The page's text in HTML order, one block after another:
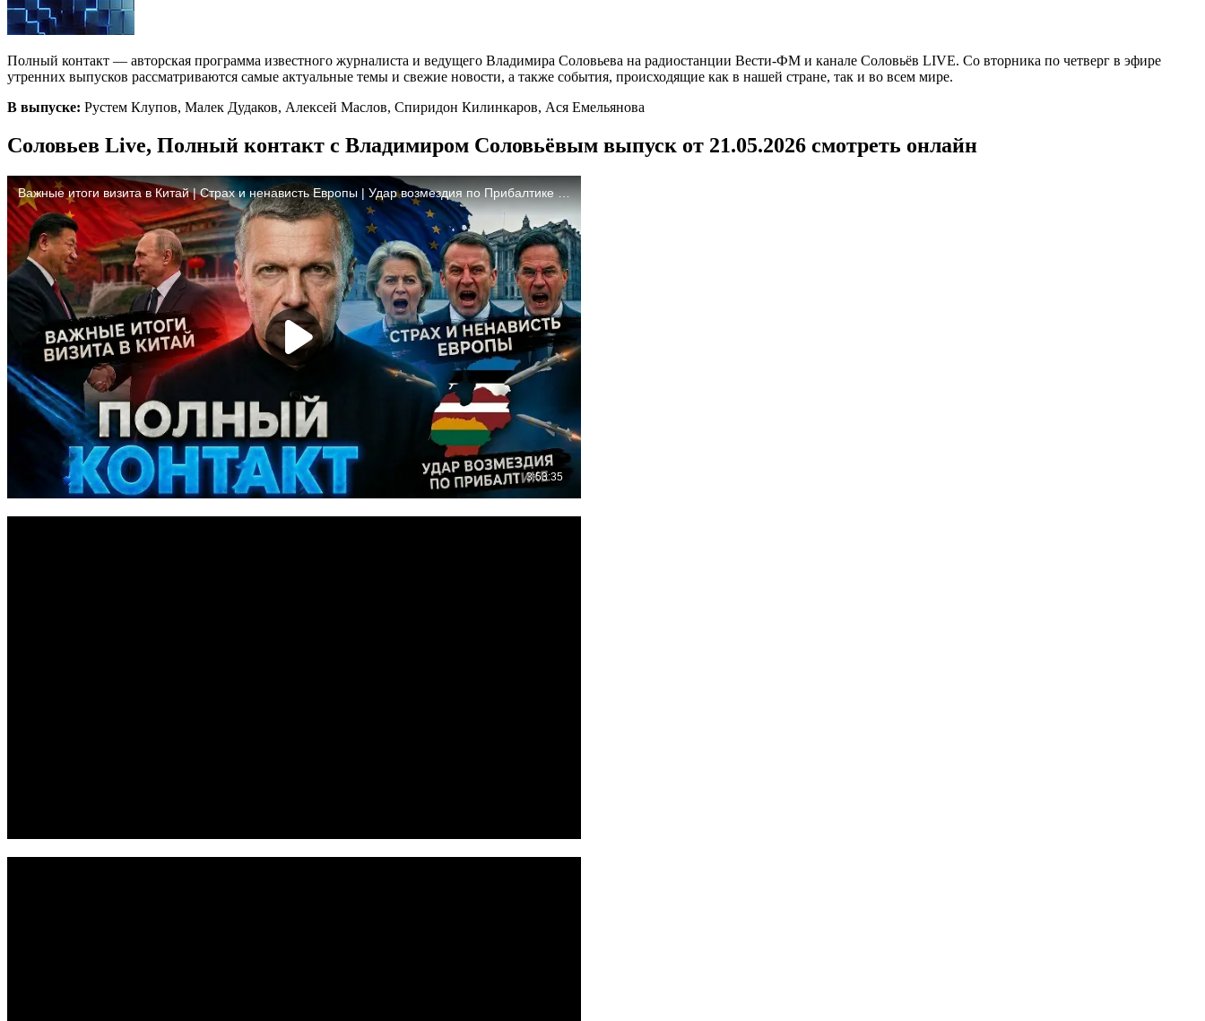
Полный контакт — авторская программа известного журналиста и ведущего Владимира Соловьева на радиостанции Вести-ФМ и канале Соловьёв LIVE. Со вторника по четверг в эфире
утренних выпусков рассматриваются самые актуальные темы и свежие новости, а также события, происходящие как в нашей стране, так и во всем мире.
В выпуске: Рустем Клупов, Малек Дудаков, Алексей Маслов, Спиридон Килинкаров, Ася Емельянова
Соловьев Live, Полный контакт с Владимиром Соловьёвым выпуск от 21.05.2026 смотреть онлайн